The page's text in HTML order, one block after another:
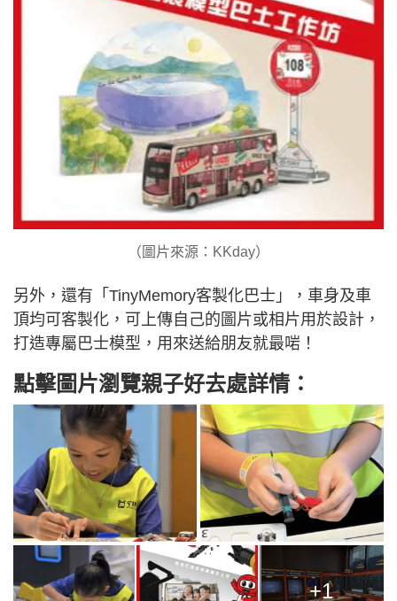
（圖片來源：KKday）
另外，還有「TinyMemory客製化巴士」，車身及車
頂均可客製化，可上傳自己的圖片或相片用於設計，
打造專屬巴士模型，用來送給朋友就最啱！
點擊圖片瀏覽親子好去處詳情：
+1